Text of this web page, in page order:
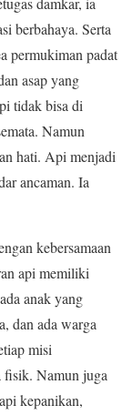
berbahaya. Serta
permukiman padat
asap yang
tidak bisa di
Namun
hati. Api menjadi
ancaman. Ia
kebersamaan
api memiliki
anak yang
dan ada warga
misi
fisik. Namun juga
kepanikan,